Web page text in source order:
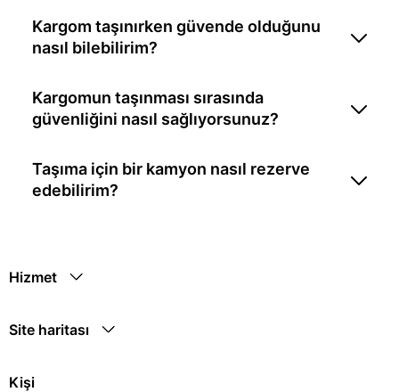
Kargom taşınırken güvende olduğunu
nasıl bilebilirim?
Kargomun taşınması sırasında
güvenliğini nasıl sağlıyorsunuz?
Taşıma için bir kamyon nasıl rezerve
edebilirim?
Hizmet
Site haritası
Kişi